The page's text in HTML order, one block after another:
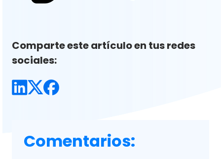
Comparte este artículo en tus redes
sociales:
Comentarios: